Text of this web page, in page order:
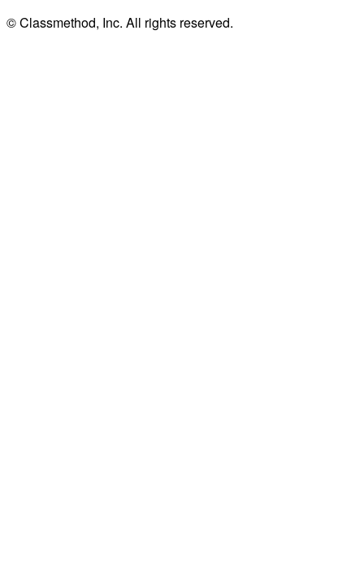
© Classmethod, Inc. All rights reserved.